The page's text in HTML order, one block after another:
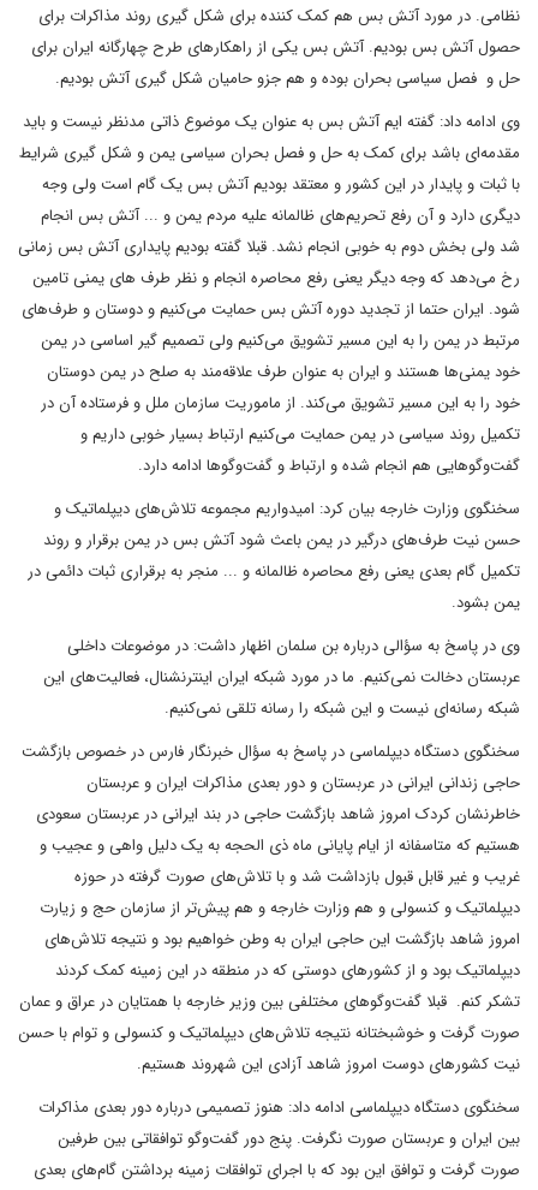
نظامی. در مورد آتش بس هم کمک کننده برای شکل گیری روند مذاکرات برای
حصول آتش بس بودیم. آتش بس یکی از راهکارهای طرح چهارگانه ایران برای
حل و فصل سیاسی بحران بوده و هم جزو حامیان شکل گیری آتش بودیم.
وی ادامه داد: گفته ایم آتش بس به عنوان یک موضوع ذاتی مدنظر نیست و باید
مقدمه‌ای باشد برای کمک به حل و فصل بحران سیاسی یمن و شکل گیری شرایط
با ثبات و پایدار در این کشور و معتقد بودیم آتش بس یک گام است ولی وجه
دیگری دارد و آن رفع تحریم‌های ظالمانه علیه مردم یمن و ... آتش بس انجام
شد ولی بخش دوم به خوبی انجام نشد. قبلا گفته‌ بودیم پایداری آتش بس زمانی
رخ می‌دهد که وجه دیگر یعنی رفع محاصره انجام و نظر طرف های یمنی تامین
شود. ایران حتما از تجدید دوره آتش بس حمایت می‌کنیم و دوستان و طرف‌های
مرتبط در یمن را به این مسیر تشویق می‌کنیم ولی تصمیم گیر اساسی در یمن
خود یمنی‌ها هستند و ایران به عنوان طرف علاقه‌مند به صلح در یمن دوستان
خود را به این مسیر تشویق می‌کند. از ماموریت سازمان ملل و فرستاده آن در
تکمیل روند سیاسی در یمن حمایت می‌کنیم ارتباط بسیار خوبی داریم و
گفت‌وگوهایی هم انجام شده و ارتباط و گفت‌وگوها ادامه دارد.
سخنگوی وزارت خارجه بیان کرد: امیدواریم مجموعه تلاش‌های دیپلماتیک و
حسن نیت طرف‌های درگیر در یمن باعث شود آتش بس در یمن برقرار و روند
تکمیل گام بعدی یعنی رفع محاصره ظالمانه و ... منجر به برقراری ثبات دائمی در
یمن بشود.
وی در پاسخ به سؤالی درباره بن سلمان اظهار داشت: در موضوعات داخلی
عربستان دخالت نمی‌کنیم. ما در مورد شبکه ایران اینترنشنال، فعالیت‌های این
شبکه رسانه‌ای نیست و این شبکه را رسانه تلقی نمی‌کنیم.
سخنگوی دستگاه دیپلماسی در پاسخ به سؤال خبرنگار فارس در خصوص بازگشت
حاجی زندانی ایرانی در عربستان و دور بعدی مذاکرات ایران و عربستان
خاطرنشان کردک امروز شاهد بازگشت حاجی در بند ایرانی در عربستان سعودی
هستیم که متاسفانه از ایام پایانی ماه ذی الحجه به یک دلیل واهی و عجیب و
غریب و غیر قابل قبول بازداشت شد و با تلاش‌های صورت گرفته در حوزه
دیپلماتیک و کنسولی و هم وزارت خارجه و هم پیش‌تر از سازمان حج و زیارت
امروز شاهد بازگشت این حاجی ایران به وطن خواهیم بود و نتیجه تلاش‌های
دیپلماتیک بود و از کشورهای دوستی که در منطقه در این زمینه کمک کردند
تشکر کنم. قبلا گفت‌وگوهای مختلفی بین وزیر خارجه با همتایان در عراق و عمان
صورت گرفت و خوشبختانه نتیجه تلاش‌های دیپلماتیک و کنسولی و توام با حسن
نیت کشورهای دوست امروز شاهد آزادی این شهروند هستیم.
سخنگوی دستگاه دیپلماسی ادامه داد: هنوز تصمیمی درباره دور بعدی مذاکرات
بین ایران و عربستان صورت نگرفت. پنج دور گفت‌وگو توافقاتی بین طرفین
صورت گرفت و توافق این بود که با اجرای توافقات زمینه برداشتن گام‌های بعدی